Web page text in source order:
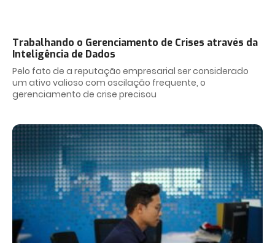
Trabalhando o Gerenciamento de Crises através da
Inteligência de Dados
Pelo fato de a reputação empresarial ser considerado
um ativo valioso com oscilação frequente, o
gerenciamento de crise precisou